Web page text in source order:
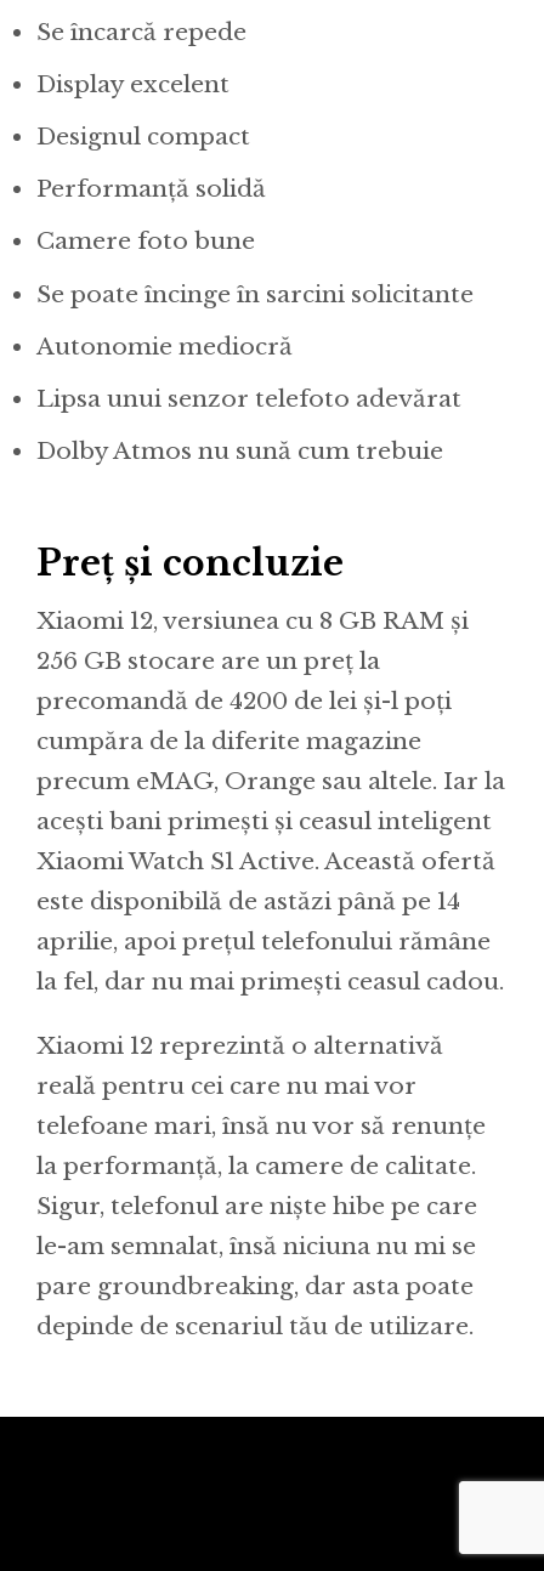
Se încarcă repede
Display excelent
Designul compact
Performanță solidă
Camere foto bune
Se poate încinge în sarcini solicitante
Autonomie mediocră
Lipsa unui senzor telefoto adevărat
Dolby Atmos nu sună cum trebuie
Preț și concluzie
Xiaomi 12, versiunea cu 8 GB RAM și
256 GB stocare are un preț la
precomandă de 4200 de lei și-l poți
cumpăra de la diferite magazine
precum eMAG, Orange sau altele. Iar la
acești bani primești și ceasul inteligent
Xiaomi Watch S1 Active. Această ofertă
este disponibilă de astăzi până pe 14
aprilie, apoi prețul telefonului rămâne
la fel, dar nu mai primești ceasul cadou.
Xiaomi 12 reprezintă o alternativă
reală pentru cei care nu mai vor
telefoane mari, însă nu vor să renunțe
la performanță, la camere de calitate.
Sigur, telefonul are niște hibe pe care
le-am semnalat, însă niciuna nu mi se
pare groundbreaking, dar asta poate
depinde de scenariul tău de utilizare.